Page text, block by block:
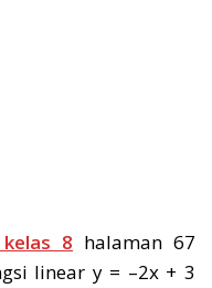
8 halaman 67
linear y = –2x + 3